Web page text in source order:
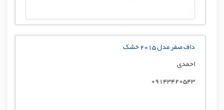
داف صفر مدل 2015 خشک
احمدی
09143420543